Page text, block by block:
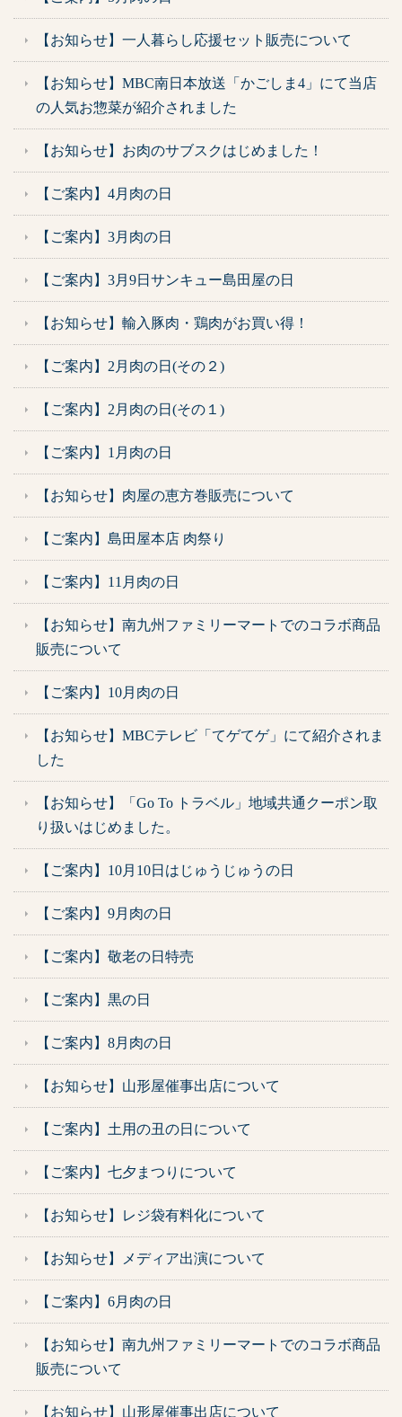
【お知らせ】一人暮らし応援セット販売について
【お知らせ】MBC南日本放送「かごしま4」にて当店
の人気お惣菜が紹介されました
【お知らせ】お肉のサブスクはじめました！
【ご案内】4月肉の日
【ご案内】3月肉の日
【ご案内】3月9日サンキュー島田屋の日
【お知らせ】輸入豚肉・鶏肉がお買い得！
【ご案内】2月肉の日(その２)
【ご案内】2月肉の日(その１)
【ご案内】1月肉の日
【お知らせ】肉屋の恵方巻販売について
【ご案内】島田屋本店 肉祭り
【ご案内】11月肉の日
【お知らせ】南九州ファミリーマートでのコラボ商品
販売について
【ご案内】10月肉の日
【お知らせ】MBCテレビ「てゲてゲ」にて紹介されま
した
【お知らせ】「Go To トラベル」地域共通クーポン取
り扱いはじめました。
【ご案内】10月10日はじゅうじゅうの日
【ご案内】9月肉の日
【ご案内】敬老の日特売
【ご案内】黒の日
【ご案内】8月肉の日
【お知らせ】山形屋催事出店について
【ご案内】土用の丑の日について
【ご案内】七夕まつりについて
【お知らせ】レジ袋有料化について
【お知らせ】メディア出演について
【ご案内】6月肉の日
【お知らせ】南九州ファミリーマートでのコラボ商品
販売について
【お知らせ】山形屋催事出店について